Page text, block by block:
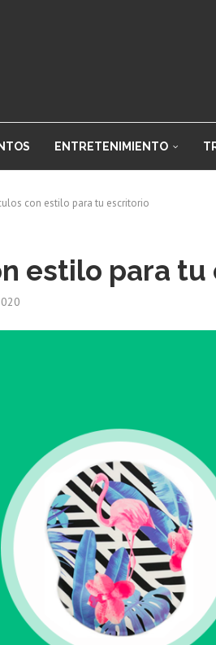
ENTRETENIMIENTO
con estilo para tu escritorio
estilo para